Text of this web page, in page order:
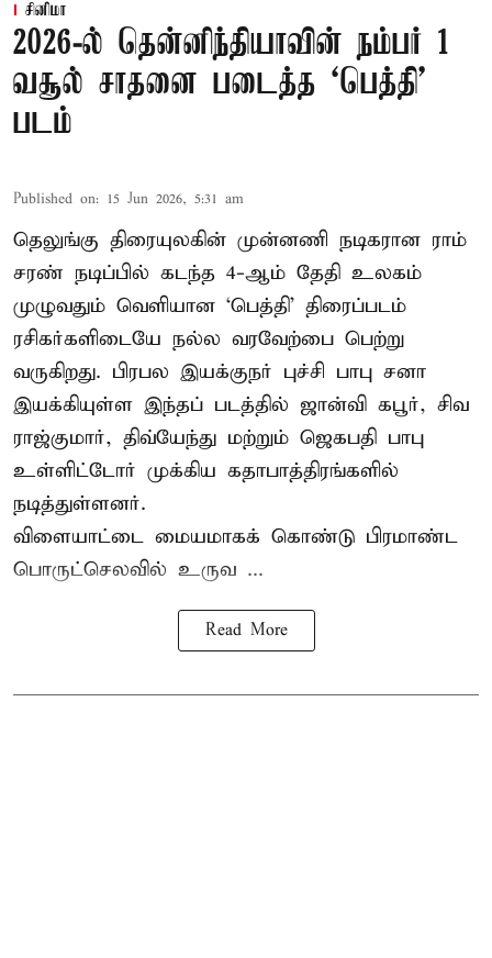
சினிமா
2026-ல் தென்னிந்தியாவின் நம்பர் 1
வசூல் சாதனை படைத்த ‘பெத்தி’
படம்
Published on: 15 Jun 2026, 5:31 am
தெலுங்கு திரையுலகின் முன்னணி நடிகரான ராம்
சரண் நடிப்பில் கடந்த 4-ஆம் தேதி உலகம்
முழுவதும் வெளியான ‘பெத்தி’ திரைப்படம்
ரசிகர்களிடையே நல்ல வரவேற்பை பெற்று
வருகிறது. பிரபல இயக்குநர் புச்சி பாபு சனா
இயக்கியுள்ள இந்தப் படத்தில் ஜான்வி கபூர், சிவ
ராஜ்குமார், திவ்யேந்து மற்றும் ஜெகபதி பாபு
உள்ளிட்டோர் முக்கிய கதாபாத்திரங்களில்
நடித்துள்ளனர்.
விளையாட்டை மையமாகக் கொண்டு பிரமாண்ட
பொருட்செலவில் உருவ ...
Read More